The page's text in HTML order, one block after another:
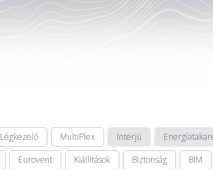
Légkezelő MultiPlex Interjú
Eurovent Kiállítások Biztonság BIM